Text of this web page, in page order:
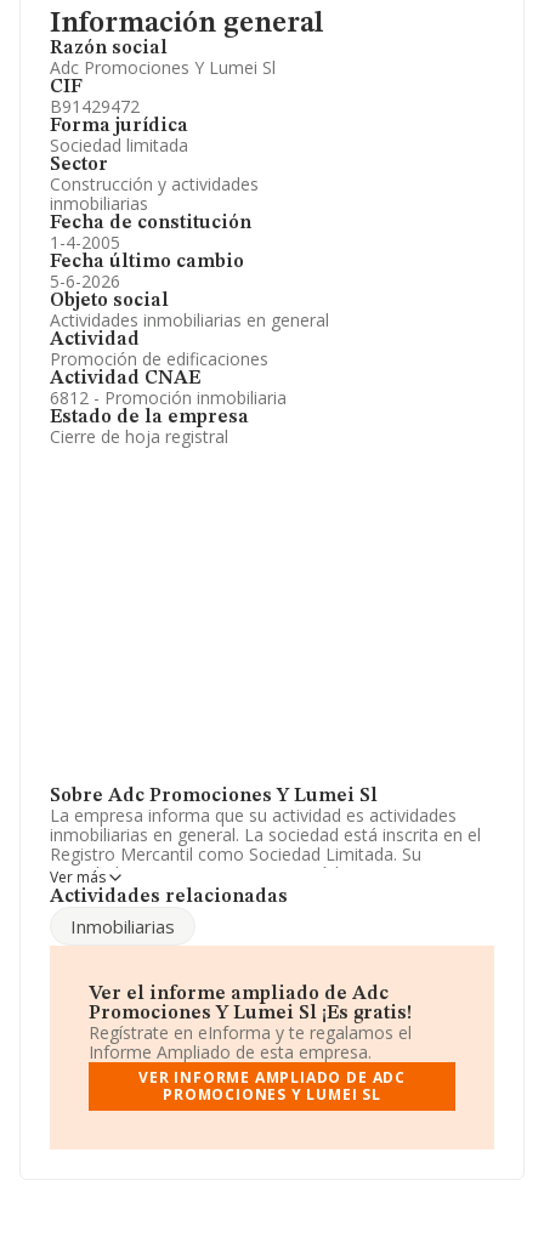
Información general
Razón social
Adc Promociones Y Lumei Sl
CIF
B91429472
Forma jurídica
Sociedad limitada
Sector
Construcción y actividades
inmobiliarias
Fecha de constitución
1-4-2005
Fecha último cambio
5-6-2026
Objeto social
Actividades inmobiliarias en general
Actividad
Promoción de edificaciones
Actividad CNAE
6812 - Promoción inmobiliaria
Estado de la empresa
Cierre de hoja registral
Sobre Adc Promociones Y Lumei Sl
La empresa informa que su actividad es actividades
inmobiliarias en general. La sociedad está inscrita en el
Registro Mercantil como Sociedad Limitada. Su
actividad CNAE es '%cnae%' con código 6812. La
empresa no tiene actividad en mercados exteriores.
En el último año el número de empleados ha
permanecido igual y atendiendo a los datos disponibles
media de sector.
La empresa españolaAdc Promociones y Lumei S.L
con CIF B91429472, tiene domicilio fiscal en Calle
Ronda De Altair núm. 41 B, (41701), en el municipio de
Dos Hermanas, en Sevilla, Andalucía.
hasta 231.218 empresas, la facturación en el ámbito
Ver más
Actividades relacionadas
Inmobiliarias
Ver el informe ampliado de Adc
Promociones Y Lumei Sl ¡Es gratis!
Regístrate en eInforma y te regalamos el
Informe Ampliado de esta empresa.
VER INFORME AMPLIADO DE ADC
PROMOCIONES Y LUMEI SL
Información oficial y registral complementaria.